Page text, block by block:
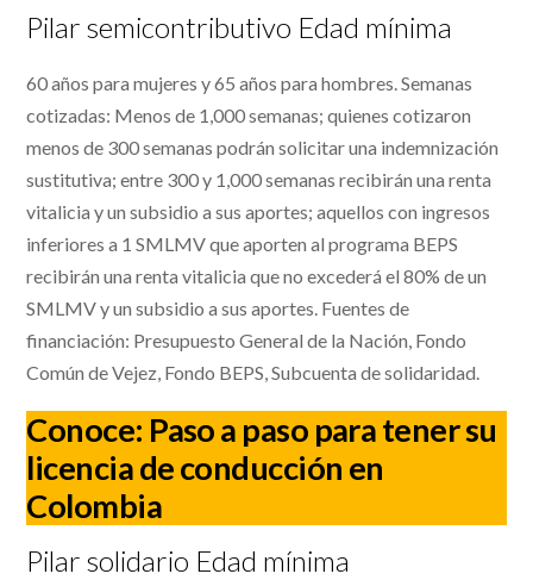
Pilar semicontributivo Edad mínima
60 años para mujeres y 65 años para hombres. Semanas
cotizadas: Menos de 1,000 semanas; quienes cotizaron
menos de 300 semanas podrán solicitar una indemnización
sustitutiva; entre 300 y 1,000 semanas recibirán una renta
vitalicia y un subsidio a sus aportes; aquellos con ingresos
inferiores a 1 SMLMV que aporten al programa BEPS
recibirán una renta vitalicia que no excederá el 80% de un
SMLMV y un subsidio a sus aportes. Fuentes de
financiación: Presupuesto General de la Nación, Fondo
Común de Vejez, Fondo BEPS, Subcuenta de solidaridad.
Conoce: Paso a paso para tener su
licencia de conducción en
Colombia
Pilar solidario Edad mínima